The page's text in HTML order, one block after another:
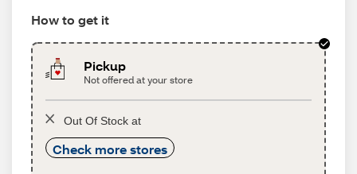
How to get it
Pickup
Not offered at your store
Out Of Stock at
Check more stores